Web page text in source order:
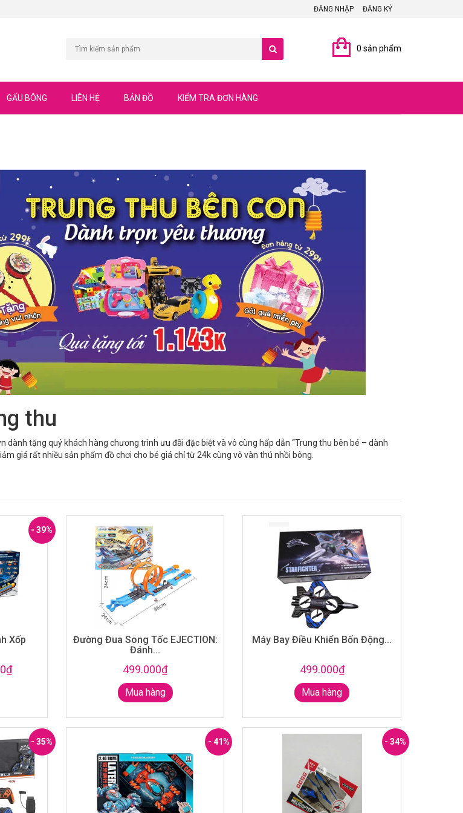
ĐĂNG NHẬP ĐĂNG KÝ
0 sản phẩm
GẤU BÔNG LIÊN HỆ BẢN ĐỒ KIỂM TRA ĐƠN HÀNG
thu
dành tặng quý khách hàng chương trình ưu đãi đặc biệt và vô cùng hấp dẫn “Trung thu bên bé – dành
giá rất nhiều sản phẩm đồ chơi cho bé giá chỉ từ 24k cùng vô vàn thú nhồi bông.
- 39%
Xốp
Đường Đua Song Tốc EJECTION:
Đánh...
499.000₫
Mua hàng
Máy Bay Điều Khiển Bốn Động...
499.000₫
Mua hàng
- 35% - 41% - 34%